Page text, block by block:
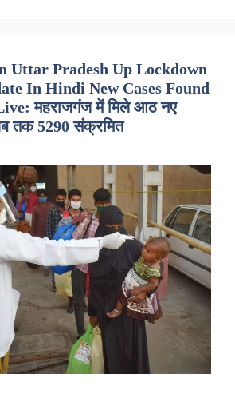
Uttar Pradesh Up Lockdown
In Hindi New Cases Found
Live: महराजगंज में मिले आठ नए
तक 5290 संक्रमित